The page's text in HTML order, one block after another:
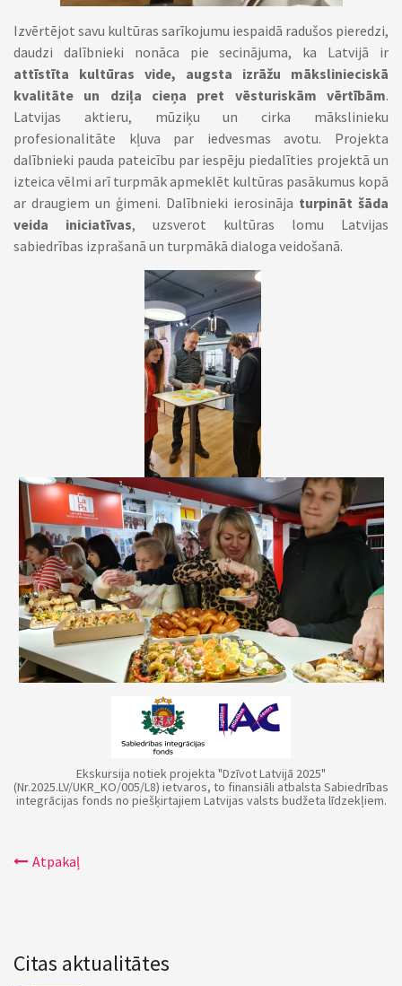
Izvērtējot savu kultūras sarīkojumu iespaidā radušos pieredzi,
daudzi dalībnieki nonāca pie secinājuma, ka Latvijā ir
attīstīta kultūras vide, augsta izrāžu mākslinieciskā
kvalitāte un dziļa cieņa pret vēsturiskām vērtībām.
Latvijas aktieru, mūziķu un cirka mākslinieku
profesionalitāte kļuva par iedvesmas avotu. Projekta
dalībnieki pauda pateicību par iespēju piedalīties projektā un
izteica vēlmi arī turpmāk apmeklēt kultūras pasākumus kopā
ar draugiem un ģimeni. Dalībnieki ierosināja turpināt šāda
veida iniciatīvas, uzsverot kultūras lomu Latvijas
sabiedrības izprašanā un turpmākā dialoga veidošanā.
Ekskursija notiek projekta "Dzīvot Latvijā 2025"
(Nr.2025.LV/UKR_KO/005/L8) ietvaros, to finansiāli atbalsta Sabiedrības
integrācijas fonds no piešķirtajiem Latvijas valsts budžeta līdzekļiem.
Atpakaļ
Citas aktualitātes